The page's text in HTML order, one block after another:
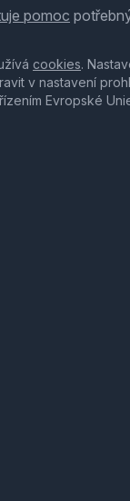
pomoc
cookies.
v nastavení
Evropské